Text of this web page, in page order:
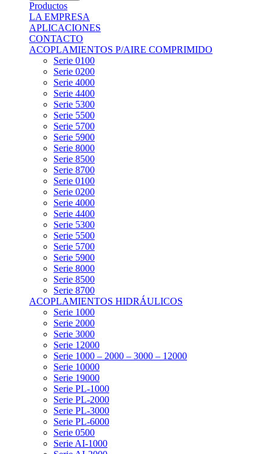
Productos
LA EMPRESA
APLICACIONES
CONTACTO
ACOPLAMIENTOS P/AIRE COMPRIMIDO
Serie 0100
Serie 0200
Serie 4000
Serie 4400
Serie 5300
Serie 5500
Serie 5700
Serie 5900
Serie 8000
Serie 8500
Serie 8700
Serie 0100
Serie 0200
Serie 4000
Serie 4400
Serie 5300
Serie 5500
Serie 5700
Serie 5900
Serie 8000
Serie 8500
Serie 8700
ACOPLAMIENTOS HIDRÁULICOS
Serie 1000
Serie 2000
Serie 3000
Serie 12000
Serie 1000 – 2000 – 3000 – 12000
Serie 10000
Serie 19000
Serie PL-1000
Serie PL-2000
Serie PL-3000
Serie PL-6000
Serie 0500
Serie AI-1000